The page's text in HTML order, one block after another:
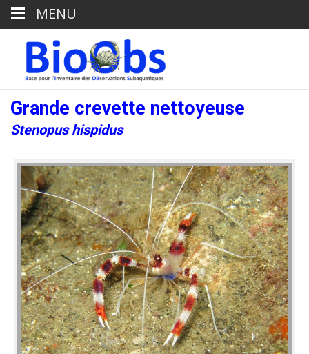
Grande crevette nettoyeuse
Stenopus hispidus
MENU